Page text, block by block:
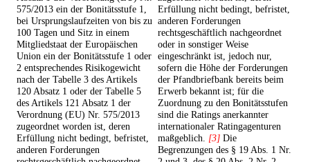
575/2013 ein der Bonitätsstufe 1,
bei Ursprungslaufzeiten von bis zu
100 Tagen und Sitz in einem
Mitgliedstaat der Europäischen
Union ein der Bonitätsstufe 1 oder
2 entsprechendes Risikogewicht
nach der Tabelle 3 des Artikels
120 Absatz 1 oder der Tabelle 5
des Artikels 121 Absatz 1 der
Verordnung (EU) Nr. 575/2013
zugeordnet worden ist, deren
Erfüllung nicht bedingt, befristet,
anderen Forderungen
Erfüllung nicht bedingt, befristet,
anderen Forderungen
rechtsgeschäftlich nachgeordnet
oder in sonstiger Weise
eingeschränkt ist, jedoch nur,
sofern die Höhe der Forderungen
der Pfandbriefbank bereits beim
Erwerb bekannt ist; für die
Zuordnung zu den Bonitätsstufen
sind die Ratings anerkannter
internationaler Ratingagenturen
maßgeblich. [3] Die
Begrenzungen des § 19 Abs. 1 Nr.